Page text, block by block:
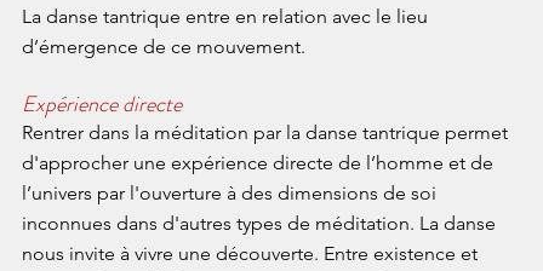
La danse tantrique entre en relation avec le lieu
d’émergence de ce mouvement.
Expérience directe
Rentrer dans la méditation par la danse tantrique permet
d'approcher une expérience directe de l’homme et de
l’univers par l'ouverture à des dimensions de soi
inconnues dans d'autres types de méditation. La danse
nous invite à vivre une découverte. Entre existence et